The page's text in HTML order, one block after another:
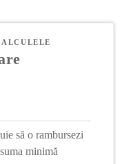
să o rambursezi
minimă